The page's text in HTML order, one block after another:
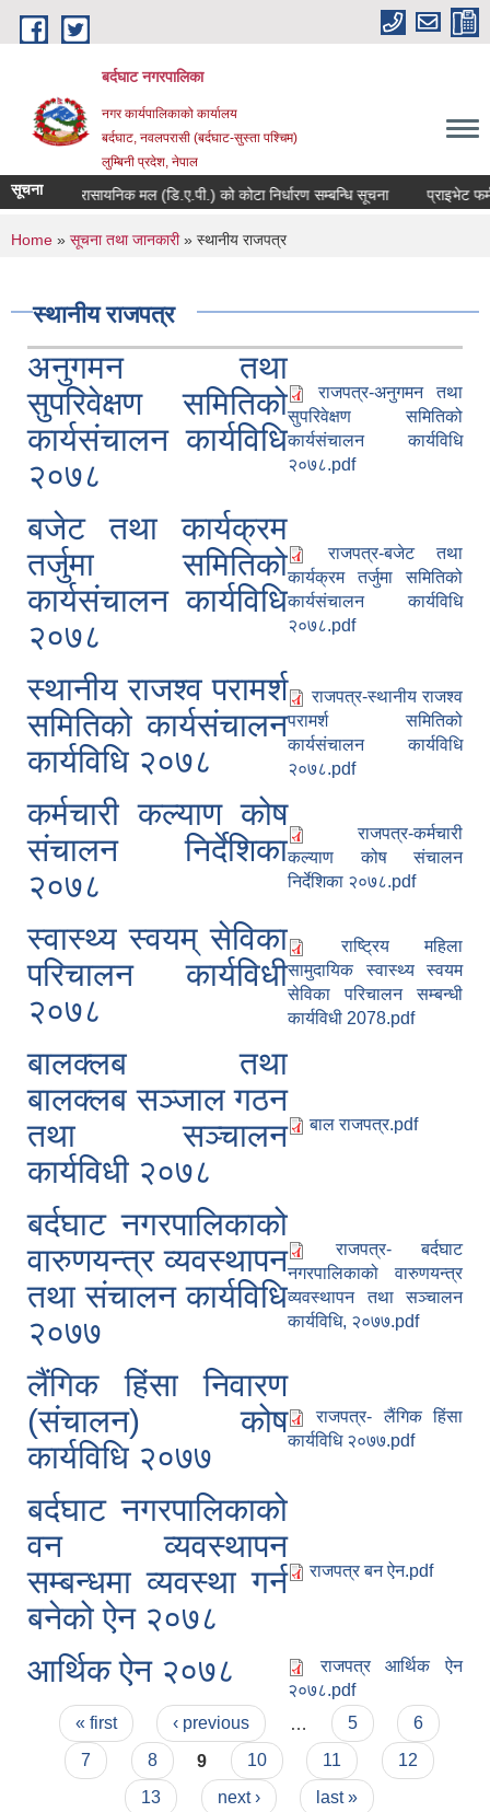
Skip to main content
बर्दघाट नगरपालिका
नगर कार्यपालिकाको कार्यालय
बर्दघाट, नवलपरासी (बर्दघाट-सुस्ता पश्चिम)
लुम्बिनी प्रदेश, नेपाल
सूचना रासायनिक मल (डि.ए.पी.) को कोटा निर्धारण सम्बन्धि सूचना प्राइभेट
You are here
Home » सूचना तथा जानकारी» स्थानीय राजपत्र
स्थानीय राजपत्र
अनुगमन तथा
सुपरिवेक्षण समितिको
कार्यसंचालन कार्यविधि
२०७८
राजपत्र-अनुगमन तथा
सुपरिवेक्षण समितिको
कार्यसंचालन कार्यविधि
२०७८.pdf
बजेट तथा कार्यक्रम
तर्जुमा समितिको
कार्यसंचालन कार्यविधि
२०७८
राजपत्र-बजेट तथा
कार्यक्रम तर्जुमा समितिको
कार्यसंचालन कार्यविधि
२०७८.pdf
स्थानीय राजश्व परामर्श
समितिको कार्यसंचालन
कार्यविधि २०७८
राजपत्र-स्थानीय राजश्व
परामर्श समितिको
कार्यसंचालन कार्यविधि
२०७८.pdf
कर्मचारी कल्याण कोष
संचालन निर्देशिका
२०७८
राजपत्र-कर्मचारी
कल्याण कोष संचालन
निर्देशिका २०७८.pdf
स्वास्थ्य स्वयम् सेविका
परिचालन कार्यविधी
२०७८
राष्ट्रिय महिला
सामुदायिक स्वास्थ्य स्वयम
सेविका परिचालन सम्बन्धी
कार्यविधी 2078.pdf
बालक्लब तथा
बालक्लब सञ्जाल गठन
तथा सञ्चालन
कार्यविधी २०७८
बाल राजपत्र.pdf
बर्दघाट नगरपालिकाको
वारुणयन्त्र व्यवस्थापन
तथा संचालन कार्यविधि
२०७७
राजपत्र- बर्दघाट
नगरपालिकाको वारुणयन्त्र
व्यवस्थापन तथा सञ्चालन
कार्यविधि, २०७७.pdf
लैंगिक हिंसा निवारण
(संचालन) कोष
कार्यविधि २०७७
राजपत्र- लैंगिक हिंसा
कार्यविधि २०७७.pdf
बर्दघाट नगरपालिकाको
वन व्यवस्थापन
सम्बन्धमा व्यवस्था गर्न
बनेको ऐन २०७८
राजपत्र बन ऐन.pdf
आर्थिक ऐन २०७८
राजपत्र आर्थिक ऐन
२०७८.pdf
Pages
« first ‹ previous 5
6
7
8 9 10 11
12
13
next › last »